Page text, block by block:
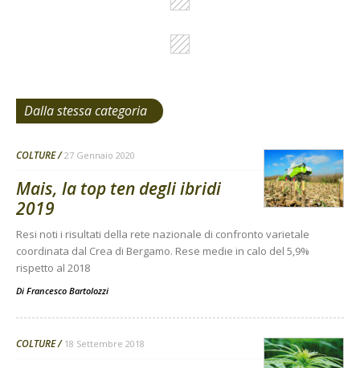
Dalla stessa categoria
COLTURE 27 Gennaio 2020
Mais, la top ten degli ibridi
2019
Resi noti i risultati della rete nazionale di confronto varietale
coordinata dal Crea di Bergamo. Rese medie in calo del 5,9%
rispetto al 2018
Di Francesco Bartolozzi
COLTURE 18 Settembre 2018